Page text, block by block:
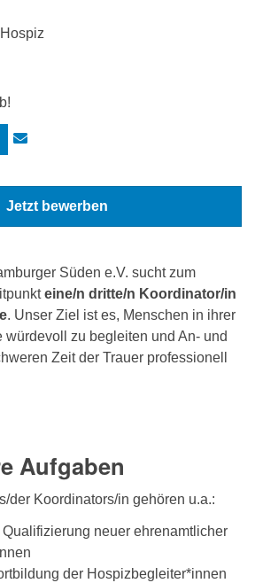
Jetzt bewerben
Süden e.V. sucht zum
eine/n dritte/n Koordinator/in
. Unser Ziel ist es, Menschen in ihrer
würdevoll zu begleiten und An- und
Zeit der Trauer professionell
Aufgaben
der Koordinators/in gehören u.a.:
neuer ehrenamtlicher
der Hospizbegleiter*innen